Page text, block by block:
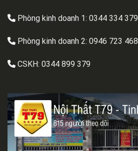
Phòng kinh doanh 1: 0344 334 379
Phòng kinh doanh 2: 0946 723 468
CSKH: 0344 899 379